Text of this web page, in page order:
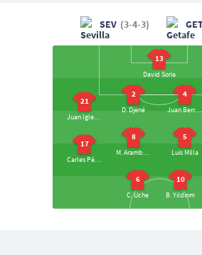
SEV (3-4-3)
13
David Soria
4
Juan Berrocal
2
D. Djené
21
Juan Iglesias
5
Luis Milla
8
M. Arambarri
17
Carles Pérez
10
B. Yıldırım
6
C. Uche